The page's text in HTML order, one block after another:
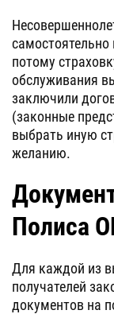
потому
обслуживания
заключили
(законные
выбрать иную
желанию.
Полиса
Для каждой из
получателей
документов на